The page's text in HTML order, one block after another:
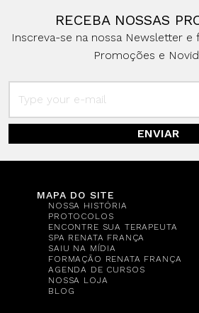
RECEBA NOSSAS
Inscreva-se na nossa Newsletter
Promoções e
ENVIAR
MAPA DO SITE
NOSSA HISTÓRIA
PROTOCOLOS
ENCONTRE SUA TERAPEUTA
SPA RENATA FRANÇA
SAIU NA MÍDIA
FORMAÇÃO RENATA FRANÇA
AGENDA DE CURSOS
NOSSA LOJA
BLOG